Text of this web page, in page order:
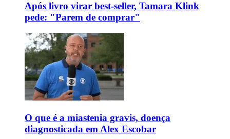
Após livro virar best-seller, Tamara Klink
pede: "Parem de comprar"
O que é a miastenia gravis, doença
diagnosticada em Alex Escobar